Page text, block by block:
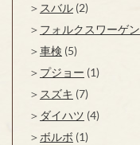
スバル (2)
フォルクスワーゲン
車検 (5)
プジョー (1)
スズキ (7)
ダイハツ (4)
ボルボ (1)